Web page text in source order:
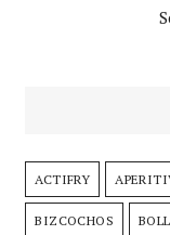
ACTIFRY
BIZCOCHOS